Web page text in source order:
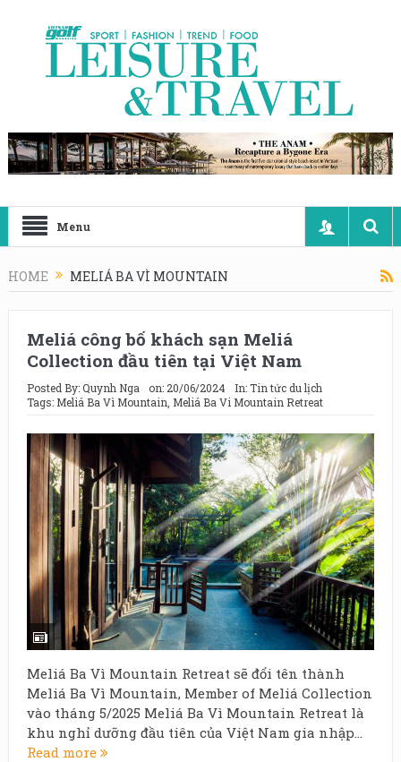
Menu
HOME MELIÁ BA VÌ MOUNTAIN
Meliá công bố khách sạn Meliá
Collection đầu tiên tại Việt Nam
Posted By:Quynh Nga on: 20/06/2024 In:Tin tức du lịch
Tags: Meliá Ba Vì Mountain Meliá Ba Vi Mountain Retreat
Meliá Ba Vì Mountain Retreat sẽ đổi tên thành
Meliá Ba Vì Mountain, Member of Meliá Collection
vào tháng 5/2025 Meliá Ba Vì Mountain Retreat là
khu nghỉ dưỡng đầu tiên của Việt Nam gia nhập...
Read more